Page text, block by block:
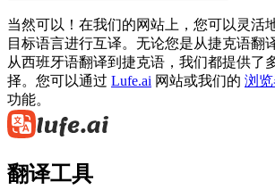
当然可以！在我们的网站上，您可以灵活
目标语言进行互译。无论您是从捷克语翻
从西班牙语翻译到捷克语，我们都提供了
择。您可以通过 Lufe.ai 网站或我们的 浏
功能。
翻译工具